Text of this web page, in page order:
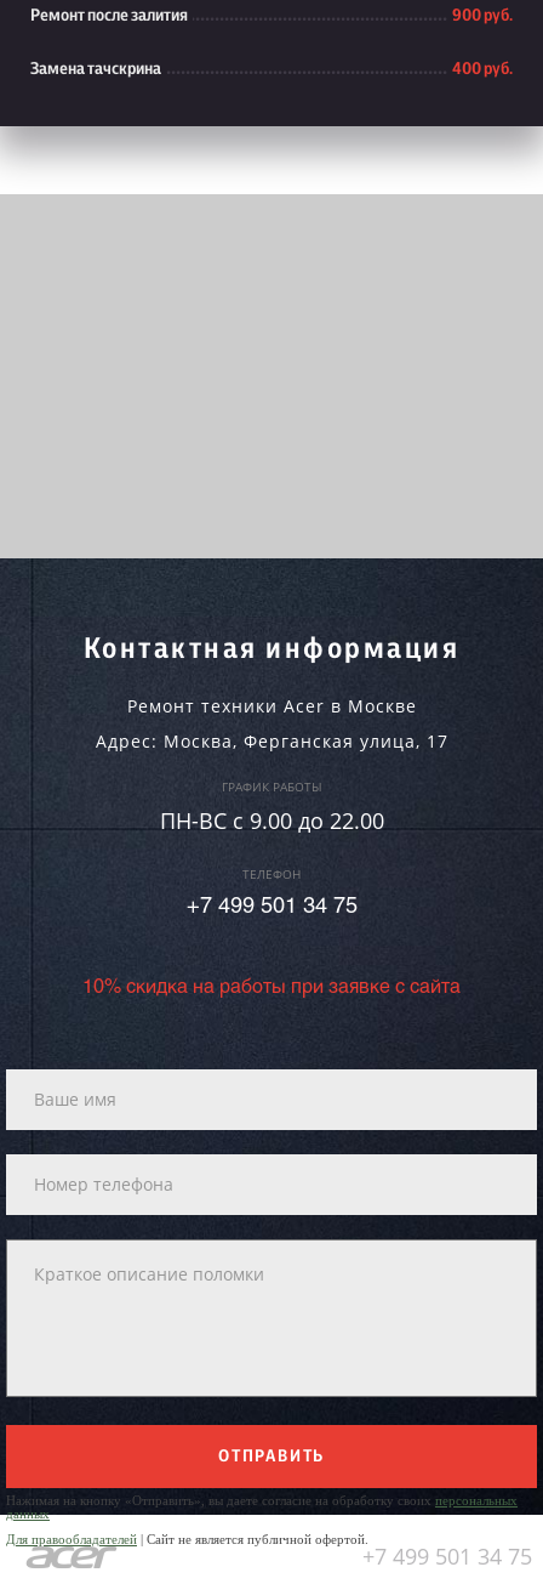
Ремонт после залития 900 руб.
Замена тачскрина 400 руб.
Контактная информация
Ремонт техники Acer в Москве
Адрес: Москва, Ферганская улица, 17
ГРАФИК РАБОТЫ
ПН-ВC c 9.00 до 22.00
ТЕЛЕФОН
+7 499 501 34 75
10% скидка на работы при заявке с сайта
ОТПРАВИТЬ
Нажимая на кнопку «Отправить», вы даете согласие на обработку своих персональных
данных
Для правообладателей | Сайт не является публичной офертой.
+7 499 501 34 75